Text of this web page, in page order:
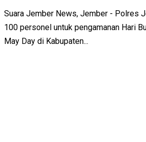
Suara Jember News, Jember - Polres
100 personel untuk pengamanan Hari
May Day di Kabupaten...